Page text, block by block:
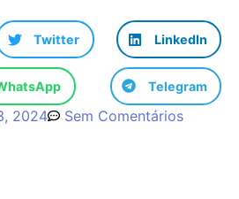
Twitter LinkedIn
Telegram
2024 Sem Comentários